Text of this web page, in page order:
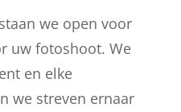
we open voor
uw fotoshoot. We
en elke
we streven ernaar